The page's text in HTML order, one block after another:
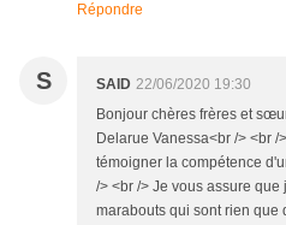
Répondre
S SAID 22/06/2020 19:30
Bonjour chères frères et
Delarue Vanessa<br /> <br
témoigner la compétence
/> <br /> Je vous assure
marabouts qui sont rien que